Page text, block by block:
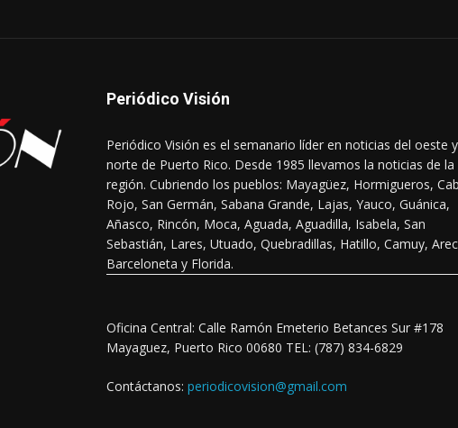
Periódico Visión
Periódico Visión es el semanario líder en noticias del oeste
norte de Puerto Rico. Desde 1985 llevamos la noticias de la
región. Cubriendo los pueblos: Mayagüez, Hormigueros,
Rojo, San Germán, Sabana Grande, Lajas, Yauco, Guánica,
Añasco, Rincón, Moca, Aguada, Aguadilla, Isabela, San
Sebastián, Lares, Utuado, Quebradillas, Hatillo, Camuy,
Barceloneta y Florida.
Oficina Central: Calle Ramón Emeterio Betances Sur #178
Mayaguez, Puerto Rico 00680 TEL: (787) 834-6829
Contáctanos: periodicovision@gmail.com